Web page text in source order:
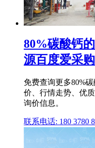
80%碳酸钙
源百度爱采购
免费查询更多80%
价、行情走势、优
询价信息。
联系电话: 180 3780